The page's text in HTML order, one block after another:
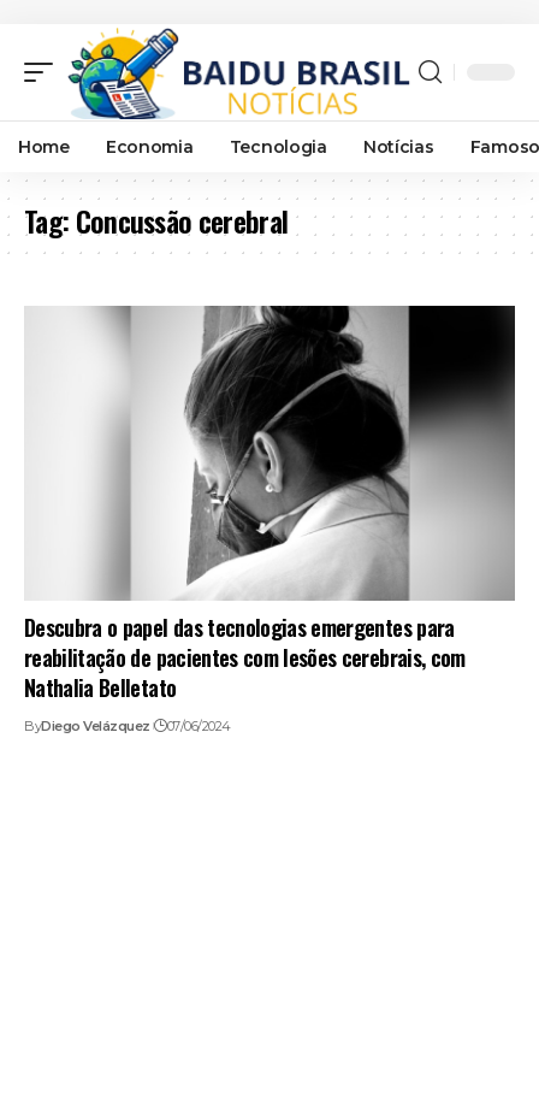
Home Economia Tecnologia Notícias
Tag:Concussão cerebral
Descubra o papel das tecnologias emergentes para
reabilitação de pacientes com lesões cerebrais, com
Nathalia Belletato
ByDiego Velázquez 07/06/2024